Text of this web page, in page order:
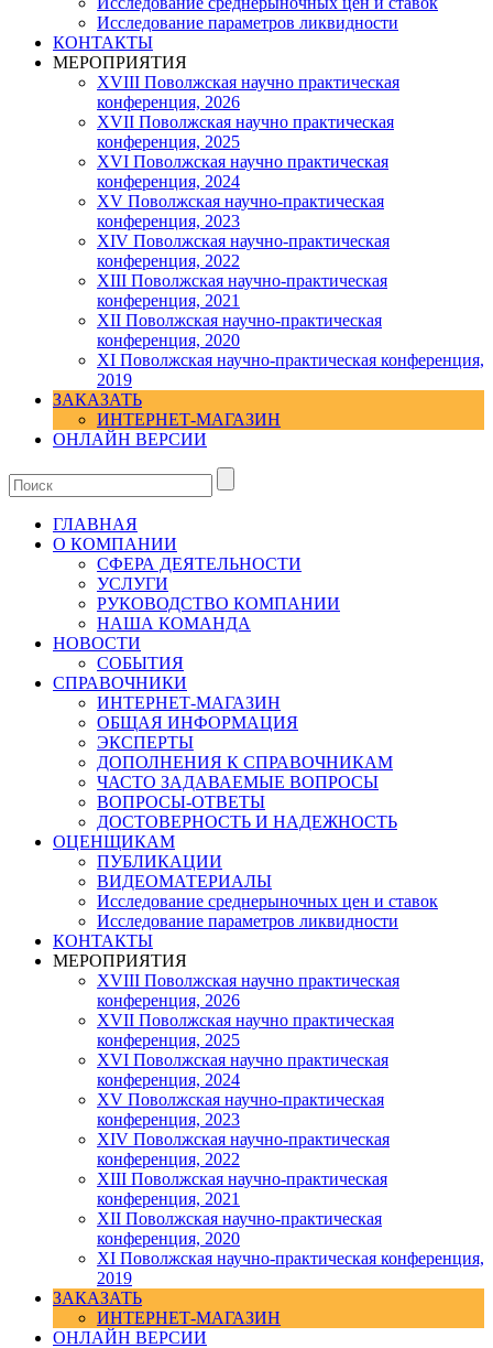
Исследование параметров ликвидности
КОНТАКТЫ
МЕРОПРИЯТИЯ
XVIII Поволжская научно практическая
конференция, 2026
XVII Поволжская научно практическая
конференция, 2025
XVI Поволжская научно практическая
конференция, 2024
ХV Поволжская научно-практическая
конференция, 2023
ХIV Поволжская научно-практическая
конференция, 2022
ХIII Поволжская научно-практическая
конференция, 2021
ХII Поволжская научно-практическая
конференция, 2020
XI Поволжская научно-практическая конференция,
2019
ЗАКАЗАТЬ
ИНТЕРНЕТ-МАГАЗИН
ОНЛАЙН ВЕРСИИ
ГЛАВНАЯ
О КОМПАНИИ
СФЕРА ДЕЯТЕЛЬНОСТИ
УСЛУГИ
РУКОВОДСТВО КОМПАНИИ
НАША КОМАНДА
НОВОСТИ
СОБЫТИЯ
СПРАВОЧНИКИ
ИНТЕРНЕТ-МАГАЗИН
ОБЩАЯ ИНФОРМАЦИЯ
ЭКСПЕРТЫ
ДОПОЛНЕНИЯ К СПРАВОЧНИКАМ
ЧАСТО ЗАДАВАЕМЫЕ ВОПРОСЫ
ВОПРОСЫ-ОТВЕТЫ
ДОСТОВЕРНОСТЬ И НАДЕЖНОСТЬ
ОЦЕНЩИКАМ
ПУБЛИКАЦИИ
ВИДЕОМАТЕРИАЛЫ
Исследование среднерыночных цен и ставок
Исследование параметров ликвидности
КОНТАКТЫ
МЕРОПРИЯТИЯ
XVIII Поволжская научно практическая
конференция, 2026
XVII Поволжская научно практическая
конференция, 2025
XVI Поволжская научно практическая
конференция, 2024
ХV Поволжская научно-практическая
конференция, 2023
ХIV Поволжская научно-практическая
конференция, 2022
ХIII Поволжская научно-практическая
конференция, 2021
ХII Поволжская научно-практическая
конференция, 2020
XI Поволжская научно-практическая конференция,
2019
ЗАКАЗАТЬ
ИНТЕРНЕТ-МАГАЗИН
ОНЛАЙН ВЕРСИИ